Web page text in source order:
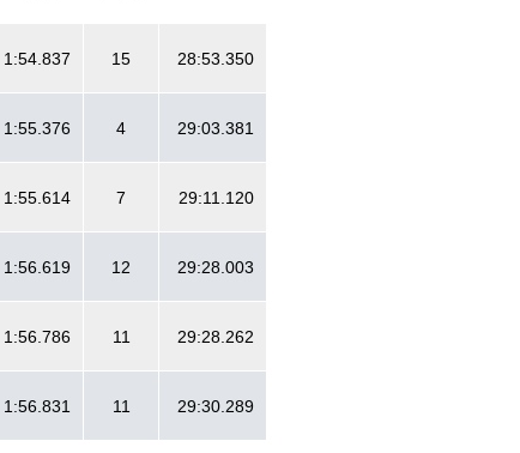
1:54.837 15 28:53.350
1:55.376 4 29:03.381
1:55.614 7 29:11.120
1:56.619 12 29:28.003
1:56.786 11 29:28.262
1:56.831 11 29:30.289